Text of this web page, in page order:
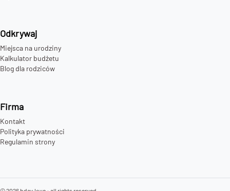
Odkrywaj
Miejsca na urodziny
Kalkulator budżetu
Blog dla rodziców
Firma
Kontakt
Polityka prywatności
Regulamin strony